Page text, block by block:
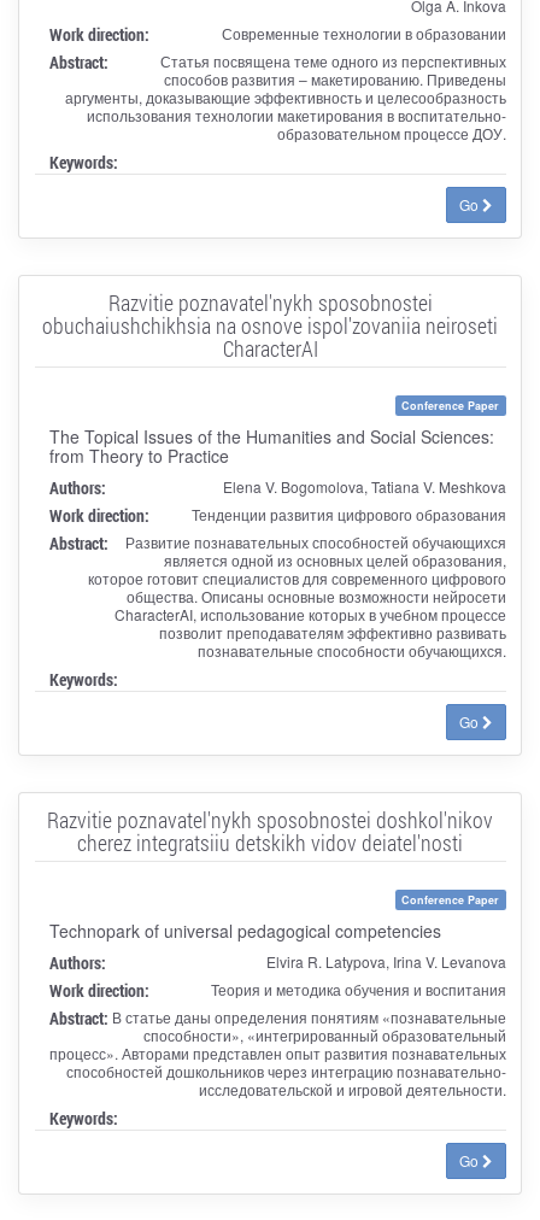
Olga A. Inkova
Work direction: Современные технологии в образовании
Abstract:
Статья посвящена теме одного из перспективных
способов развития – макетированию. Приведены
аргументы, доказывающие эффективность и целесообразность
использования технологии макетирования в воспитательно-
образовательном процессе ДОУ.
Keywords:
Go
Razvitie poznavatel'nykh sposobnostei
obuchaiushchikhsia na osnove ispol'zovaniia neiroseti
CharacterAI
Conference Paper
The Topical Issues of the Humanities and Social Sciences:
from Theory to Practice
Authors: Elena V. Bogomolova, Tatiana V. Meshkova
Work direction: Тенденции развития цифрового образования
Abstract:
Развитие познавательных способностей обучающихся
является одной из основных целей образования,
которое готовит специалистов для современного цифрового
общества. Описаны основные возможности нейросети
CharacterAI, использование которых в учебном процессе
позволит преподавателям эффективно развивать
познавательные способности обучающихся.
Keywords:
Go
Razvitie poznavatel'nykh sposobnostei doshkol'nikov
cherez integratsiiu detskikh vidov deiatel'nosti
Conference Paper
Technopark of universal pedagogical competencies
Authors: Elvira R. Latypova, Irina V. Levanova
Work direction: Теория и методика обучения и воспитания
Abstract: В статье даны определения понятиям «познавательные
способности», «интегрированный образовательный
процесс». Авторами представлен опыт развития познавательных
способностей дошкольников через интеграцию познавательно-
исследовательской и игровой деятельности.
Keywords:
Go